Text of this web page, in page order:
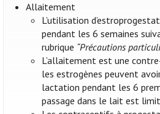
Allaitement
L’utilisation
pendant les 6 semaines
rubrique “Précautions
L’allaitement est une
les estrogènes peuvent
lactation pendant les 6
passage dans le lait est